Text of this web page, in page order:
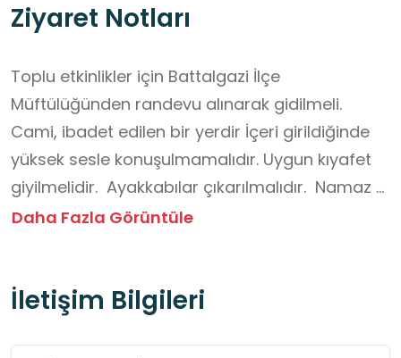
Ziyaret Notları
Toplu etkinlikler için Battalgazi İlçe
Müftülüğünden randevu alınarak gidilmeli.
Cami, ibadet edilen bir yerdir İçeri girildiğinde
yüksek sesle konuşulmamalıdır. Uygun kıyafet
giyilmelidir.  Ayakkabılar çıkarılmalıdır.  Namaz
kılanların önünden geçilmemeli, dikkatleri
temizliği korunmalıdır. Telefon sessize
Daha Fazla Görüntüle
İletişim Bilgileri